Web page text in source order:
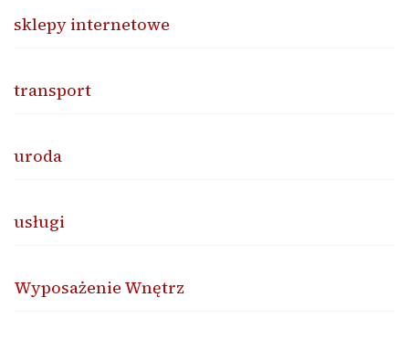
sklepy internetowe
transport
uroda
usługi
Wyposażenie Wnętrz